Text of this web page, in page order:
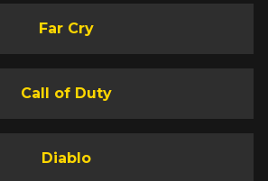
Far Cry
Call of Duty
Diablo